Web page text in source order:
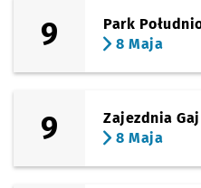
9
Park
8 Maja
9
Zajezdnia Gaj
8 Maja